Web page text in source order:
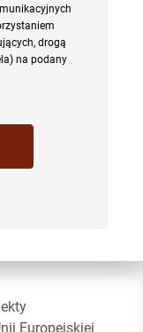
drogą
na podany
Europejskiej